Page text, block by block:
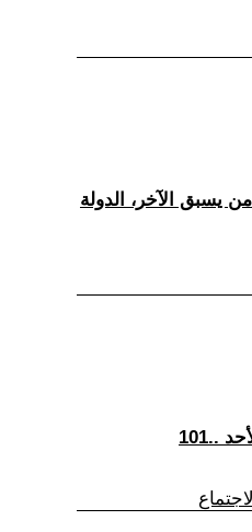
يسبق الآخر، الدولة